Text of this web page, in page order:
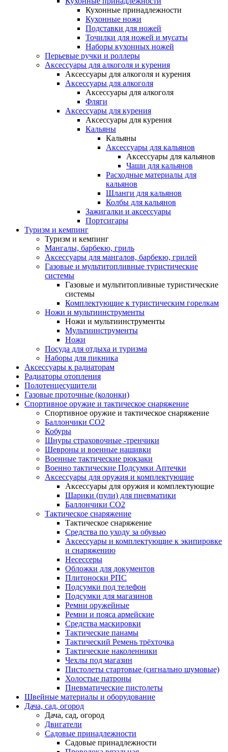
Кухонные принадлежности
Кухонные ножи
Подставки для ножей
Точилки для ножей и мусаты
Наборы кухонных ножей
Перьевые ручки и роллеры
Аксессуары для алкоголя и курения
Аксессуары для алкоголя и курения
Аксессуары для алкоголя
Аксессуары для алкоголя
Фляги
Аксессуары для курения
Аксессуары для курения
Кальяны
Кальяны
Аксессуары для кальянов
Аксессуары для кальянов
Чаши для кальянов
Расходные материалы для
кальянов
Шланги для кальянов
Колбы для кальянов
Зажигалки и аксессуары
Портсигары
Туризм и кемпинг
Туризм и кемпинг
Мангалы, барбекю, гриль
Аксессуары для мангалов, барбекю, грилей
Газовые и мультитопливные туристические
системы
Газовые и мультитопливные туристические
системы
Комплектующие к туристическим горелкам
Ножи и мультиинструменты
Ножи и мультиинструменты
Мультиинструменты
Ножи
Посуда для отдыха и туризма
Наборы для пикника
Аксессуары к радиаторам
Радиаторы отопления
Полотенцесушители
Газовые проточные (колонки)
Спортивное оружие и тактическое снаряжение
Спортивное оружие и тактическое снаряжение
Баллончики CO2
Кобуры
Шнуры страховочные -тренчики
Шевроны и военные нашивки
Военные тактические рюкзаки
Военно тактические Подсумки Аптечки
Аксессуары для оружия и комплектующие
Аксессуары для оружия и комплектующие
Шарики (пули) для пневматики
Баллончики CO2
Тактическое снаряжение
Тактическое снаряжение
Средства по уходу за обувью
Аксессуары и комплектующие к экипировке
и снаряжению
Несессеры
Обложки для документов
Плитоноски РПС
Подсумки под телефон
Подсумки для магазинов
Ремни оружейные
Ремни и пояса армейские
Средства маскировки
Тактические панамы
Тактический Ремень трёхточка
Тактические наколенники
Чехлы под магазин
Пистолеты стартовые (сигнально шумовые)
Холостые патроны
Пневматические пистолеты
Швейные материалы и оборудование
Дача, сад, огород
Дача, сад, огород
Двигатели
Садовые принадлежности
Садовые принадлежности